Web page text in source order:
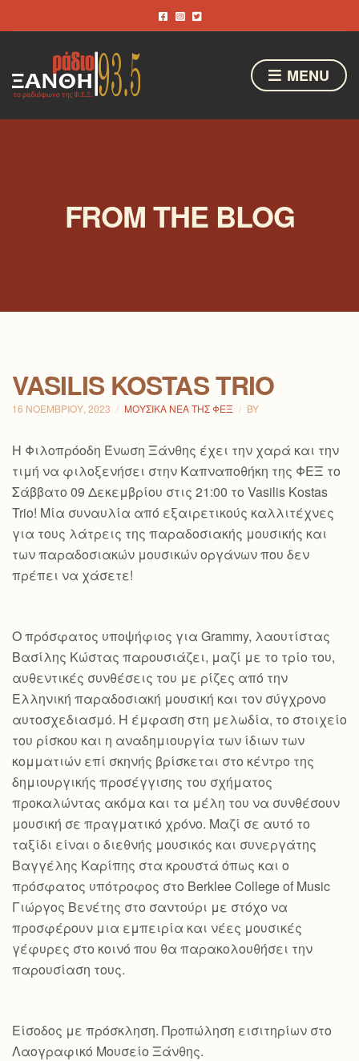
MENU
FROM THE BLOG
VASILIS KOSTAS TRIO
16 ΝΟΕΜΒΡΊΟΥ, 2023 ΜΟΥΣΙΚΆ ΝΈΑ ΤΗΣ ΦΕΞ BY
H Φιλοπρόοδη Ένωση Ξάνθης έχει την χαρά και την
τιμή να φιλοξενήσει στην Καπναποθήκη της ΦΕΞ το
Σάββατο 09 Δεκεμβρίου στις 21:00 το Vasilis Kostas
Trio! Μία συναυλία από εξαιρετικούς καλλιτέχνες
για τους λάτρεις της παραδοσιακής μουσικής και
των παραδοσιακών μουσικών οργάνων που δεν
πρέπει να χάσετε!
Ο πρόσφατος υποψήφιος για Grammy, λαουτίστας
Βασίλης Κώστας παρουσιάζει, μαζί με το τρίο του,
αυθεντικές συνθέσεις του με ρίζες από την
Ελληνική παραδοσιακή μουσική και τον σύγχρονο
αυτοσχεδιασμό. Η έμφαση στη μελωδία, το στοιχείο
του ρίσκου και η αναδημιουργία των ίδιων των
κομματιών επί σκηνής βρίσκεται στο κέντρο της
δημιουργικής προσέγγισης του σχήματος
προκαλώντας ακόμα και τα μέλη του να συνθέσουν
μουσική σε πραγματικό χρόνο. Μαζί σε αυτό το
ταξίδι είναι ο διεθνής μουσικός και συνεργάτης
Βαγγέλης Καρίπης στα κρουστά όπως και ο
πρόσφατος υπότροφος στο Berklee College of Music
Γιώργος Βενέτης στο σαντούρι με στόχο να
προσφέρουν μια εμπειρία και νέες μουσικές
γέφυρες στο κοινό που θα παρακολουθήσει την
παρουσίαση τους.
Είσοδος με πρόσκληση. Προπώληση εισιτηρίων στο
Λαογραφικό Μουσείο Ξάνθης.